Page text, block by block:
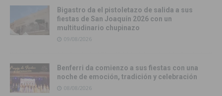
Bigastro da el pistoletazo de salida a sus
fiestas de San Joaquín 2026 con un
multitudinario chupinazo
09/08/2026
Benferri da comienzo a sus fiestas con una
noche de emoción, tradición y celebración
08/08/2026